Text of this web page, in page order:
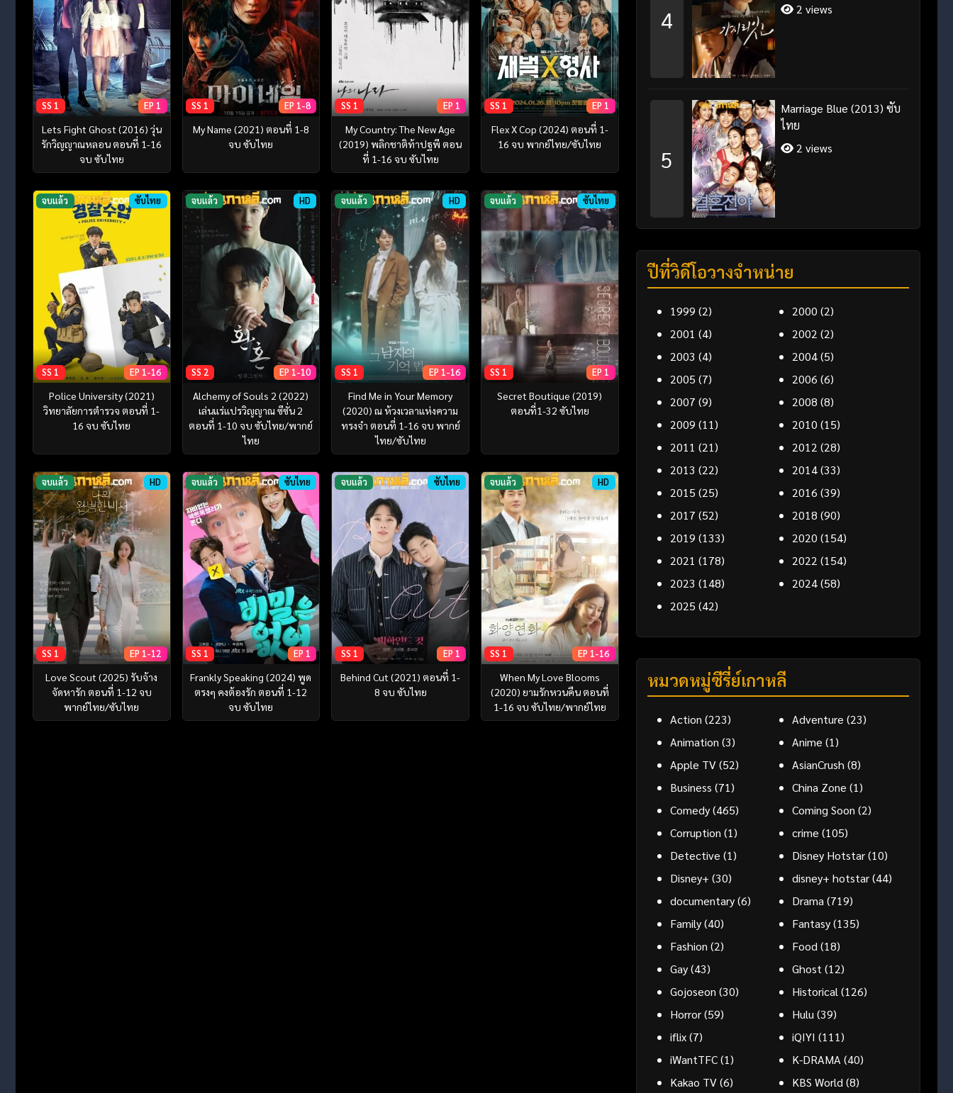
SS 1 EP 1
Lets Fight Ghost (2016) วุ่น
รักวิญญาณหลอน ตอนที่ 1-16
จบ ซับไทย
SS 1 EP 1-8
My Name (2021) ตอนที่ 1-8
จบ ซับไทย
SS 1 EP 1
My Country: The New Age
(2019) พลิกชาติท้าปฐพี ตอน
ที่ 1-16 จบ ซับไทย
SS 1 EP 1
Flex X Cop (2024) ตอนที่ 1-
16 จบ พากย์ไทย/ซับไทย
จบแล้ว ซับไทย
SS 1 EP 1-16
Police University (2021)
วิทยาลัยการตำรวจ ตอนที่ 1-
16 จบ ซับไทย
จบแล้ว HD
SS 2 EP 1-10
Alchemy of Souls 2 (2022)
เล่นแร่แปรวิญญาณ ซีซั่น 2
ตอนที่ 1-10 จบ ซับไทย/พากย์
ไทย
จบแล้ว HD
SS 1 EP 1-16
Find Me in Your Memory
(2020) ณ ห้วงเวลาแห่งความ
ทรงจำ ตอนที่ 1-16 จบ พากย์
ไทย/ซับไทย
จบแล้ว ซับไทย
SS 1 EP 1
Secret Boutique (2019)
ตอนที่1-32 ซับไทย
จบแล้ว HD
SS 1 EP 1-12
Love Scout (2025) รับจ้าง
จัดหารัก ตอนที่ 1-12 จบ
พากย์ไทย/ซับไทย
จบแล้ว ซับไทย
SS 1 EP 1
Frankly Speaking (2024) พูด
ตรงๆ คงต้องรัก ตอนที่ 1-12
จบ ซับไทย
จบแล้ว ซับไทย
SS 1 EP 1
Behind Cut (2021) ตอนที่ 1-
8 จบ ซับไทย
จบแล้ว HD
SS 1 EP 1-16
When My Love Blooms
(2020) ยามรักหวนคืน ตอนที่
1-16 จบ ซับไทย/พากย์ไทย
4
2 views
5
Marriage Blue (2013) ซับ
ไทย
2 views
ปีที่วิดีโอวางจำหน่าย
1999 (2) 2000 (2)
2001 (4) 2002 (2)
2003 (4) 2004(5)
2005 (7) 2006 (6)
2007 (9) 2008 (8)
2009 (11) 2010 (15)
2011 (21) 2012 (28)
2013 (22) 2014(33)
2015 (25) 2016 (39)
2017 (52) 2018 (90)
2019 (133) 2020 (154)
2021 (178) 2022 (154)
2023 (148) 2024(58)
2025 (42)
หมวดหมู่ซีรี่ย์เกาหลี
Action (223) Adventure (23)
Animation (3) Anime (1)
Apple TV(52) AsianCrush (8)
Business (71) China Zone (1)
Comedy(465) Coming Soon (2)
Corruption (1) crime (105)
Detective (1) Disney Hotstar(10)
Disney+ (30) disney+ hotstar(44)
documentary(6) Drama (719)
Family(40) Fantasy(135)
Fashion (2) Food (18)
Gay(43) Ghost (12)
Gojoseon (30) Historical (126)
Horror(59) Hulu (39)
iflix(7) iQIYI (111)
iWantTFC(1) K-DRAMA (40)
Kakao TV(6) KBS World (8)